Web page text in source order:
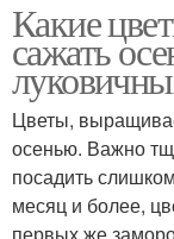
Какие
сажать
Цветы,
осенью. Важно
посадить
месяц и более,
первых же